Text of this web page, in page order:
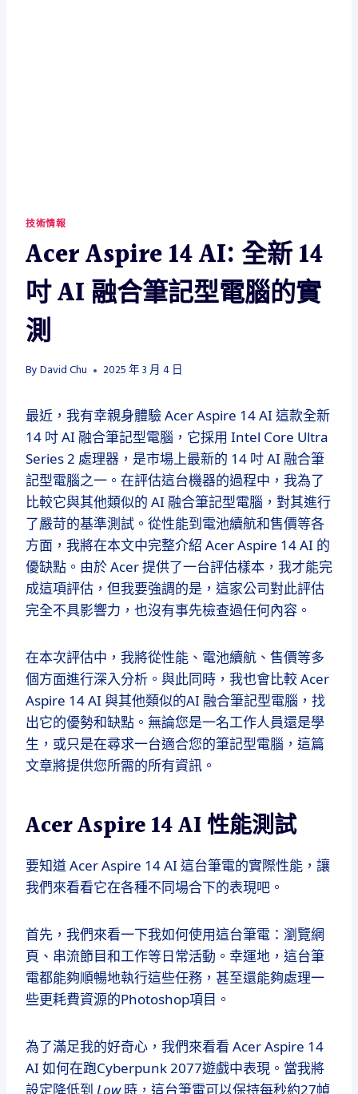
技術情報
Acer Aspire 14 AI: 全新 14
吋 AI 融合筆記型電腦的實
測
By David Chu 2025 年 3 月 4 日
最近，我有幸親身體驗 Acer Aspire 14 AI 這款全新
14 吋 AI 融合筆記型電腦，它採用 Intel Core Ultra
Series 2 處理器，是市場上最新的 14 吋 AI 融合筆
記型電腦之一。在評估這台機器的過程中，我為了
比較它與其他類似的 AI 融合筆記型電腦，對其進行
了嚴苛的基準測試。從性能到電池續航和售價等各
方面，我將在本文中完整介紹 Acer Aspire 14 AI 的
優缺點。由於 Acer 提供了一台評估樣本，我才能完
成這項評估，但我要強調的是，這家公司對此評估
完全不具影響力，也沒有事先檢查過任何內容。
在本次評估中，我將從性能、電池續航、售價等多
個方面進行深入分析。與此同時，我也會比較 Acer
Aspire 14 AI 與其他類似的AI 融合筆記型電腦，找
出它的優勢和缺點。無論您是一名工作人員還是學
生，或只是在尋求一台適合您的筆記型電腦，這篇
文章將提供您所需的所有資訊。
Acer Aspire 14 AI 性能測試
要知道 Acer Aspire 14 AI 這台筆電的實際性能，讓
我們來看看它在各種不同場合下的表現吧。
首先，我們來看一下我如何使用這台筆電：瀏覽網
頁、串流節目和工作等日常活動。幸運地，這台筆
電都能夠順暢地執行這些任務，甚至還能夠處理一
些更耗費資源的Photoshop項目。
為了滿足我的好奇心，我們來看看 Acer Aspire 14
AI 如何在跑Cyberpunk 2077遊戲中表現。當我將
設定降低到 Low時，這台筆電可以保持每秒約27幀